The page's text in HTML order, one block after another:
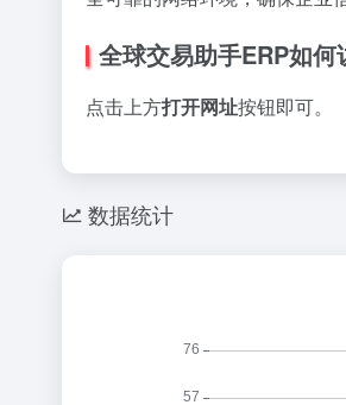
全球交易助手ERP如何
点击上方打开网址按钮即可。
数据统计